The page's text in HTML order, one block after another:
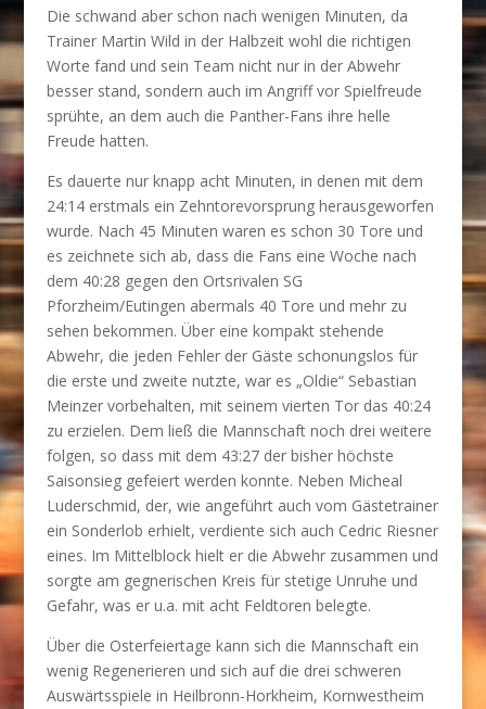
Die schwand aber schon nach wenigen Minuten, da
Trainer Martin Wild in der Halbzeit wohl die richtigen
Worte fand und sein Team nicht nur in der Abwehr
besser stand, sondern auch im Angriff vor Spielfreude
sprühte, an dem auch die Panther-Fans ihre helle
Freude hatten.
Es dauerte nur knapp acht Minuten, in denen mit dem
24:14 erstmals ein Zehntorevorsprung herausgeworfen
wurde. Nach 45 Minuten waren es schon 30 Tore und
es zeichnete sich ab, dass die Fans eine Woche nach
dem 40:28 gegen den Ortsrivalen SG
Pforzheim/Eutingen abermals 40 Tore und mehr zu
sehen bekommen. Über eine kompakt stehende
Abwehr, die jeden Fehler der Gäste schonungslos für
die erste und zweite nutzte, war es „Oldie“ Sebastian
Meinzer vorbehalten, mit seinem vierten Tor das 40:24
zu erzielen. Dem ließ die Mannschaft noch drei weitere
folgen, so dass mit dem 43:27 der bisher höchste
Saisonsieg gefeiert werden konnte. Neben Micheal
Luderschmid, der, wie angeführt auch vom Gästetrainer
ein Sonderlob erhielt, verdiente sich auch Cedric Riesner
eines. Im Mittelblock hielt er die Abwehr zusammen und
sorgte am gegnerischen Kreis für stetige Unruhe und
Gefahr, was er u.a. mit acht Feldtoren belegte.
Über die Osterfeiertage kann sich die Mannschaft ein
wenig Regenerieren und sich auf die drei schweren
Auswärtsspiele in Heilbronn-Horkheim, Kornwestheim